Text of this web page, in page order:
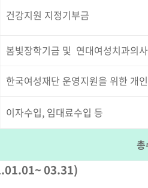
건강지원 지정기부금
봄빛장학기금 및 연대여성치과의
한국여성재단 운영지원을 위한 개
이자수입, 임대료수입 등
03.31)